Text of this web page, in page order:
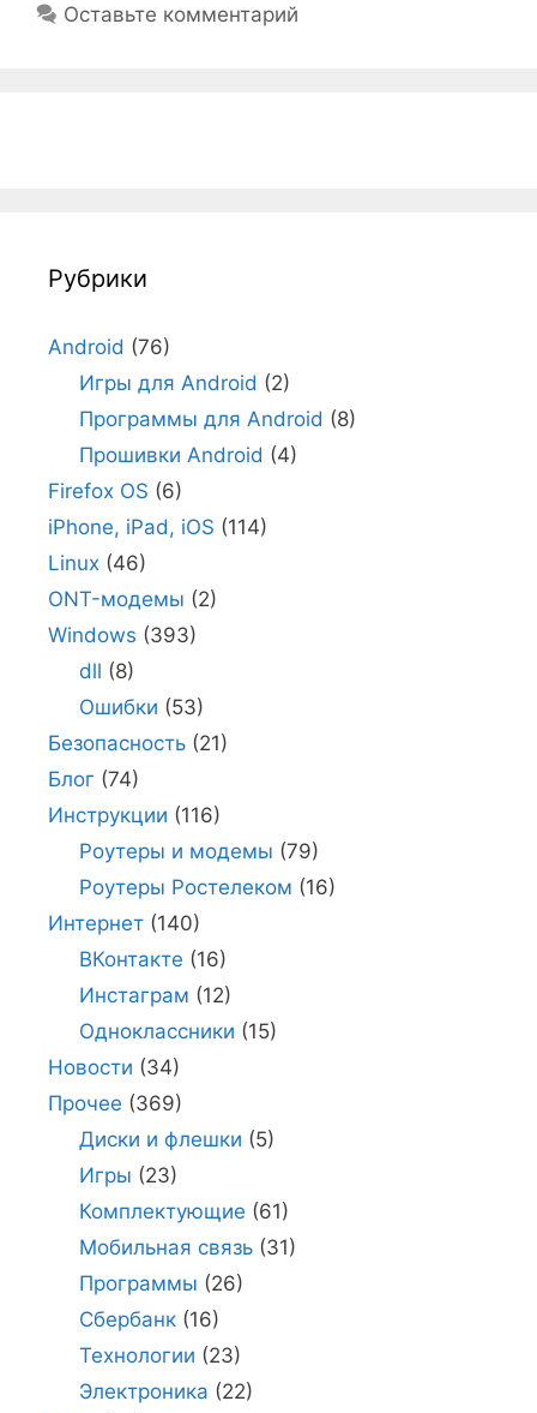
Оставьте комментарий
Рубрики
Android (76)
Игры для Android (2)
Программы для Android (8)
Прошивки Android (4)
Firefox OS (6)
iPhone, iPad, iOS (114)
Linux (46)
ONT-модемы (2)
Windows (393)
dll (8)
Ошибки (53)
Безопасность (21)
Блог (74)
Инструкции (116)
Роутеры и модемы (79)
Роутеры Ростелеком (16)
Интернет (140)
ВКонтакте (16)
Инстаграм (12)
Одноклассники (15)
Новости (34)
Прочее (369)
Диски и флешки (5)
Игры (23)
Комплектующие (61)
Мобильная связь(31)
Программы (26)
Сбербанк(16)
Технологии (23)
Электроника (22)